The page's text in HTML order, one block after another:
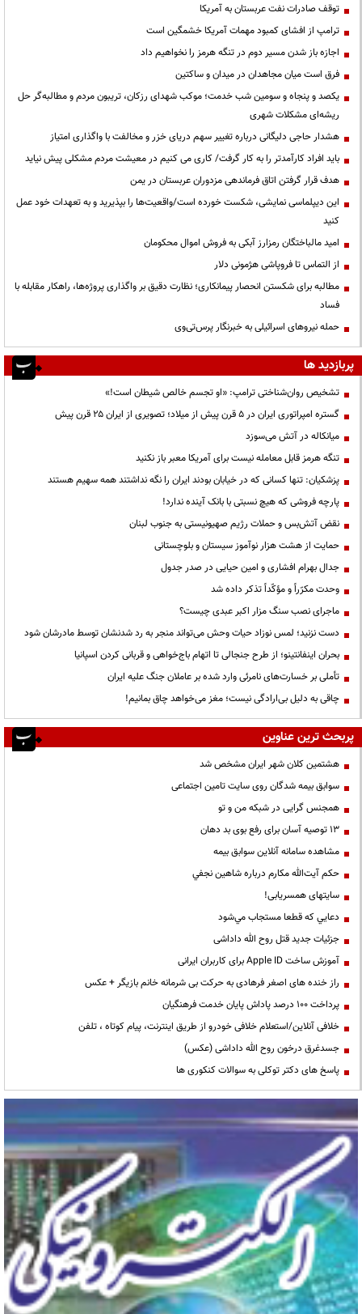
توقف صادرات نفت عربستان به آمریکا
ترامپ از افشای کمبود مهمات آمریکا خشمگین است
اجازه باز شدن مسیر دوم در تنگه هرمز را نخواهیم داد
فرق است میان مجاهدان در میدان و ساکتین
یکصد و پنجاه و سومین شب خدمت؛ موکب شهدای رزکان، تریبون مردم و مطالبه‌گر حل
ریشه‌ای مشکلات شهری
هشدار حاجی دلیگانی درباره تغییر سهم دریای خزر و مخالفت با واگذاری امتیاز
باید افراد کارآمدتر را به کار گرفت/ کاری می کنیم در معیشت مردم مشکلی پیش نیاید
هدف قرار گرفتن اتاق‌ فرماندهی مزدوران عربستان در یمن
این دیپلماسی نمایشی، شکست خورده است/واقعیت‌ها را بپذیرید و به تعهدات خود عمل
کنید
امید مالباختگان رمزارز آبکی به فروش اموال محکومان
از التماس تا فروپاشی هژمونی دلار
مطالبه برای شکستن انحصار پیمانکاری؛ نظارت دقیق بر واگذاری پروژه‌ها، راهکار مقابله با
فساد
حمله نیروهای اسرائیلی به خبرنگار پرس‌تی‌وی
پربازدید ها
تشخیص روان‌شناختی ترامپ: «او تجسم خالص شیطان است!»
گستره امپراتوری ایران در ۵ قرن پیش از میلاد؛ تصویری از ایران ۲۵ قرن پیش
میانکاله در آتش می‌سوزد
تنگه هرمز قابل معامله نیست برای آمریکا معبر باز نکنید
پزشکیان: تنها کسانی که در خیابان بودند ایران را نگه نداشتند همه سهیم هستند
پارچه فروشی که هیچ نسبتی با بانک آینده ندارد!
نقض آتش‌بس و حملات رژیم صهیونیستی به جنوب لبنان
حمایت از هشت هزار نوآموز سیستان و بلوچستانی
جدال بهرام افشاری و امین حیایی در صدر جدول
وحدت مکرّراً و مؤکّداً تذکر داده شد
ماجرای نصب سنگ مزار اکبر عبدی چیست؟
دست نزنید؛ لمس نوزاد حیات وحش می‌تواند منجر به رد شدنشان توسط مادرشان شود
بحران اینفانتینو؛ از طرح جنجالی تا اتهام باج‌خواهی و قربانی کردن اسپانیا
تأملی بر خسارت‌های نامرئی وارد شده بر عاملان جنگ علیه ایران
چاقی به دلیل بی‌ارادگی نیست؛ مغز می‌خواهد چاق بمانیم!
پربحث ترین عناوین
هشتمین کلان شهر ایران مشخص شد
سوابق بیمه شدگان روی سایت تامین اجتماعی
همجنس گرایی در شبکه من و تو
13 توصیه آسان برای رفع بوی بد دهان
مشاهده سامانه آنلاين سوابق بیمه
حكم آيت‌الله مكارم درباره شاهين نجفي
سایتهای همسریابی!
دعايي كه قطعا مستجاب مي‌شود
جزئیات جدید قتل روح الله داداشی
آموزش ساخت Apple ID برای کاربران ایرانی
راز خنده های اصغر فرهادی به حرکت بی شرمانه خانم بازیگر + عکس
پرداخت ۱۰۰ درصد پاداش پایان خدمت فرهنگیان
خلافی آنلاین/استعلام خلافی خودرو از طریق اینترنت، پیام کوتاه ، تلفن
جسدغرق درخون روح الله داداشی (عکس)
پاسخ های دکتر توکلی به سوالات کنکوری ها